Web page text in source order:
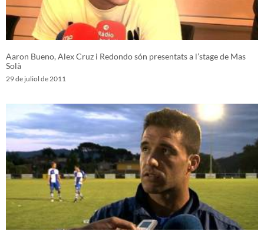
Aaron Bueno, Alex Cruz i Redondo són presentats a l’stage de Mas
Solà
29 de juliol de 2011